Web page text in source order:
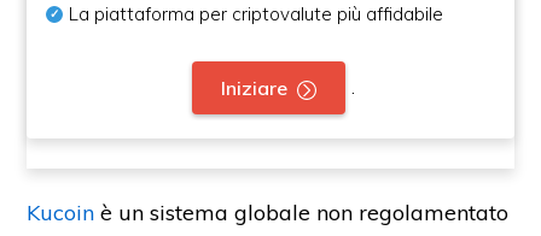
La piattaforma per criptovalute più affidabile
Iniziare
Kucoin è un sistema globale non regolamentato